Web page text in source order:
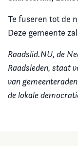
Te fuseren tot de
Deze gemeente
Raadslid.NU, de
Raadsleden, staat
van
de lokale